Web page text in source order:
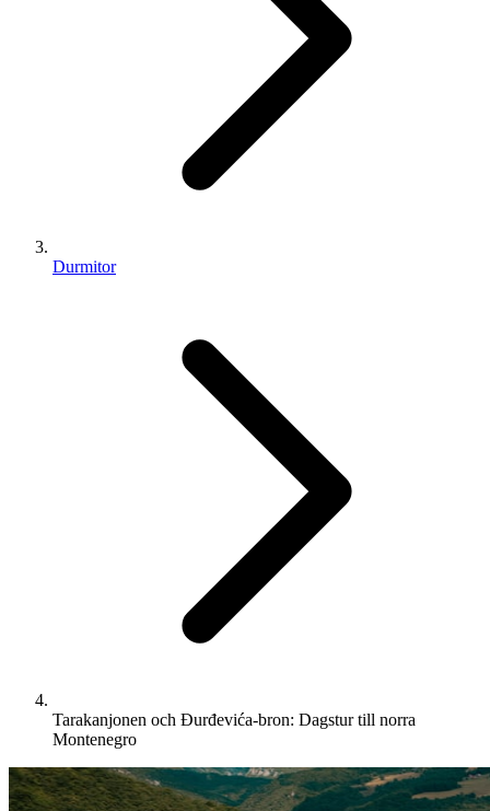
Durmitor
Tarakanjonen och Đurđevića-bron: Dagstur till norra
Montenegro